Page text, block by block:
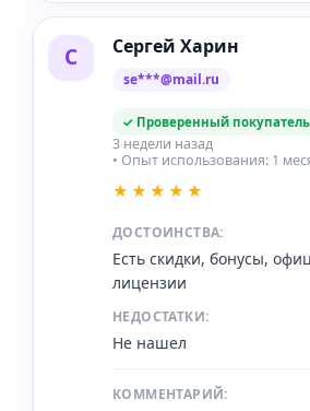
С Сергей Харин
se***@mail.ru
✓ Проверенный покупатель
3 недели назад
• Опыт использования: 1
★★★★★
ДОСТОИНСТВА:
Есть скидки, бонусы,
лицензии
НЕДОСТАТКИ:
Не нашел
КОММЕНТАРИЙ: